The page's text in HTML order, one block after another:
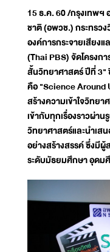
15 ธ.ค. 60 /กรุงเทพ
ชาติ (อพวช.) กระทรว
องค์การกระจายเสียง
(Thai PBS) จัดโครงก
สั้นวิทยาศาสตร์ ปีที่ 3"
คือ "Science Around
สร้างความเข้าใจวิทย
เข้ากับทุกเรื่องราวผ่า
วิทยาศาสตร์และนำเส
อย่างสร้างสรรค์ ซึ่งมีผู้
ระดับมัธยมศึกษา อุดม